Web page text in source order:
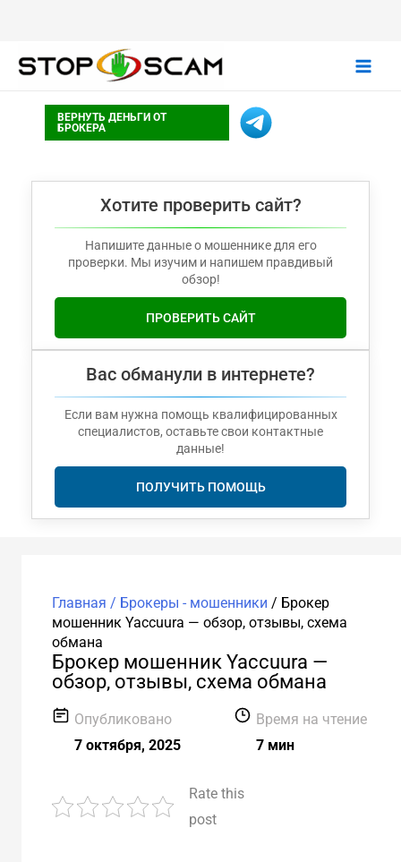
ВЕРНУТЬ ДЕНЬГИ ОТ
БРОКЕРА
Хотите проверить сайт?
Напишите данные о мошеннике для его
проверки. Мы изучим и напишем правдивый
обзор!
ПРОВЕРИТЬ САЙТ
Вас обманули в интернете?
Если вам нужна помощь квалифицированных
специалистов, оставьте свои контактные
данные!
ПОЛУЧИТЬ ПОМОЩЬ
Главная / Брокеры - мошенники / Брокер
мошенник Yaccuura — обзор, отзывы, схема
обмана
Брокер мошенник Yaccuura —
обзор, отзывы, схема обмана
Опубликовано
7 октября, 2025
Время на чтение
7 мин
Rate this
post